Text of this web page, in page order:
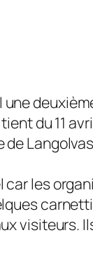
du 11
les
visiteurs.